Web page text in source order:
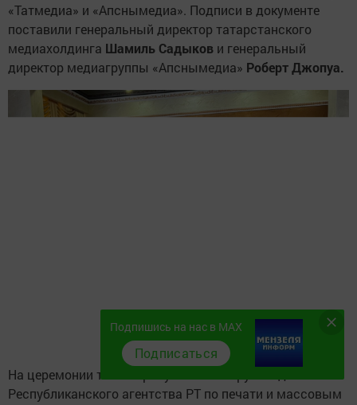
«Татмедиа» и «Апснымедиа». Подписи в документе
поставили генеральный директор татарстанского
медиахолдинга Шамиль Садыков и генеральный
директор медиагруппы «Апснымедиа» Роберт Джопуа.
На церемонии также присутствовали руководитель
Республиканского агентства РТ по печати и массовым
Подпишись на нас в MAX
Подписаться